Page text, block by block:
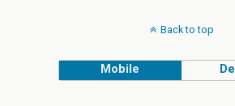
Back to top
Mobile